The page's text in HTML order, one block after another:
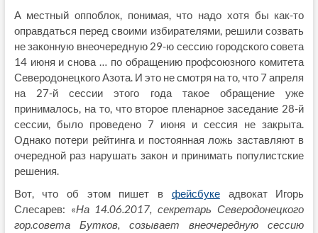
А местный оппоблок, понимая, что надо хотя бы как-то
оправдаться перед своими избирателями, решили созвать
не законную внеочередную 29-ю сессию городского совета
14 июня и снова … по обращению профсоюзного комитета
Северодонецкого Азота. И это не смотря на то, что 7 апреля
на 27-й сессии этого года такое обращение уже
принималось, на то, что второе пленарное заседание 28-й
сессии, было проведено 7 июня и сессия не закрыта.
Однако потери рейтинга и постоянная ложь заставляют в
очередной раз нарушать закон и принимать популистские
решения.
Вот, что об этом пишет в фейсбукеадвокат Игорь
Слесарев: «На 14.06.2017, секретарь Северодонецкого
гор.совета Бутков, созывает внеочередную сессию